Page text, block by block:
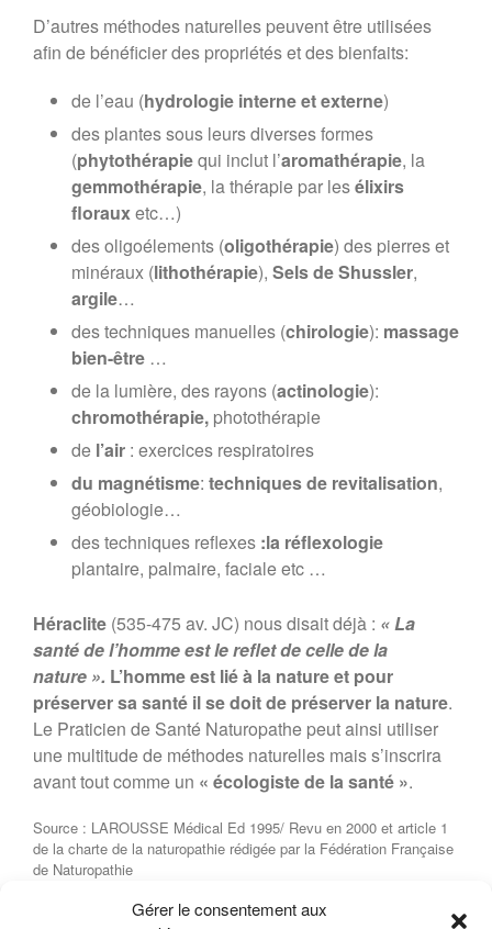
Gérer le consentement aux
D’autres méthodes naturelles peuvent être utilisées
afin de bénéficier des propriétés et des bienfaits:
de l’eau (hydrologie interne et externe)
des plantes sous leurs diverses formes
(phytothérapiequi inclut l’aromathérapie, la
gemmothérapie, la thérapie par lesélixirs
florauxetc…)
des oligoélements (oligothérapie) des pierres et
minéraux (lithothérapie), Sels de Shussler,
argile…
des techniques manuelles (chirologie): massage
bien-être …
de la lumière, des rayons (actinologie):
chromothérapie, photothérapie
de l’air : exercices respiratoires
du magnétisme: techniques de revitalisation,
géobiologie…
des techniques reflexes :la réflexologie
plantaire, palmaire, faciale etc …
Héraclite (535-475 av. JC) nous disait déjà : « La
santé de l’homme est le reflet de celle de la
nature ». L’homme est lié à la nature et pour
préserver sa santé il se doit de préserver la nature.
Le Praticien de Santé Naturopathe peut ainsi utiliser
une multitude de méthodes naturelles mais s’inscrira
avant tout comme un « écologiste de la santé ».
Source : LAROUSSE Médical Ed 1995/ Revu en 2000 et article 1
de la charte de la naturopathie rédigée par la Fédération Française
de Naturopathie